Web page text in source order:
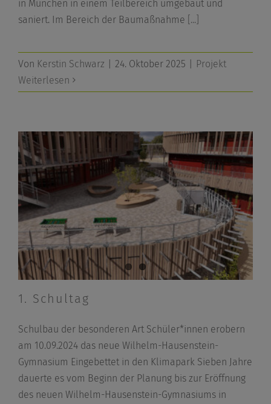
in München in einem Teilbereich umgebaut und
saniert. Im Bereich der Baumaßnahme [...]
Von Kerstin Schwarz 24. Oktober 2025
Projekt
Weiterlesen
1. Schultag
Schulbau der besonderen Art Schüler*innen erobern
am 10.09.2024 das neue Wilhelm-Hausenstein-
Gymnasium Eingebettet in den Klimapark Sieben Jahre
dauerte es vom Beginn der Planung bis zur Eröffnung
des neuen Wilhelm-Hausenstein-Gymnasiums in